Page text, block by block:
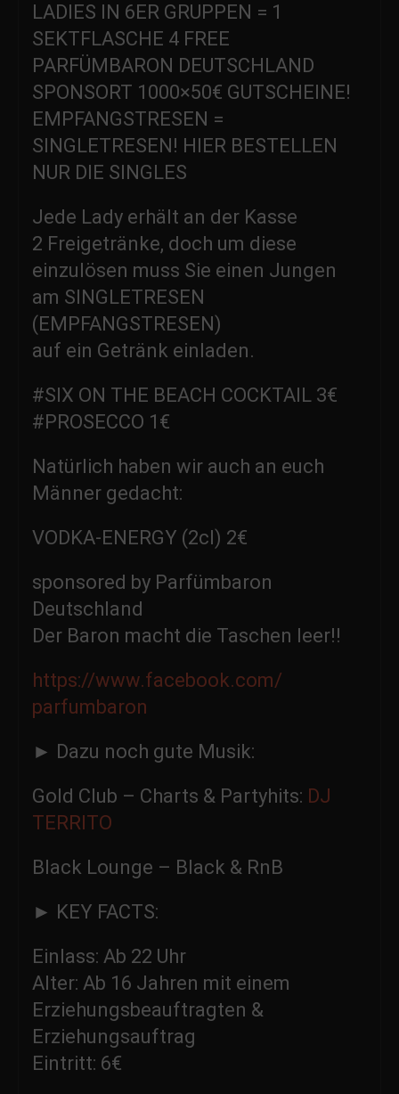
LADIES IN 6ER GRUPPEN = 1
SEKTFLASCHE 4 FREE
PARFÜMBARON DEUTSCHLAND
SPONSORT 1000×50€ GUTSCHEINE!
EMPFANGSTRESEN =
SINGLETRESEN! HIER BESTELLEN
NUR DIE SINGLES
Jede Lady erhält an der Kasse
2 Freigetränke, doch um diese
einzulösen muss Sie einen Jungen
am SINGLETRESEN
(EMPFANGSTRESEN)
auf ein Getränk einladen.
#SIX ON THE BEACH COCKTAIL 3€
#PROSECCO 1€
Natürlich haben wir auch an euch
Männer gedacht:
VODKA-ENERGY (2cl) 2€
sponsored by Parfümbaron
Deutschland
Der Baron macht die Taschen leer!!
https://www.facebook.com/
parfumbaron
► Dazu noch gute Musik:
Gold Club – Charts & Partyhits: DJ
TERRITO
Black Lounge – Black & RnB
► KEY FACTS:
Einlass: Ab 22 Uhr
Alter: Ab 16 Jahren mit einem
Erziehungsbeauftragten &
Erziehungsauftrag
Eintritt: 6€